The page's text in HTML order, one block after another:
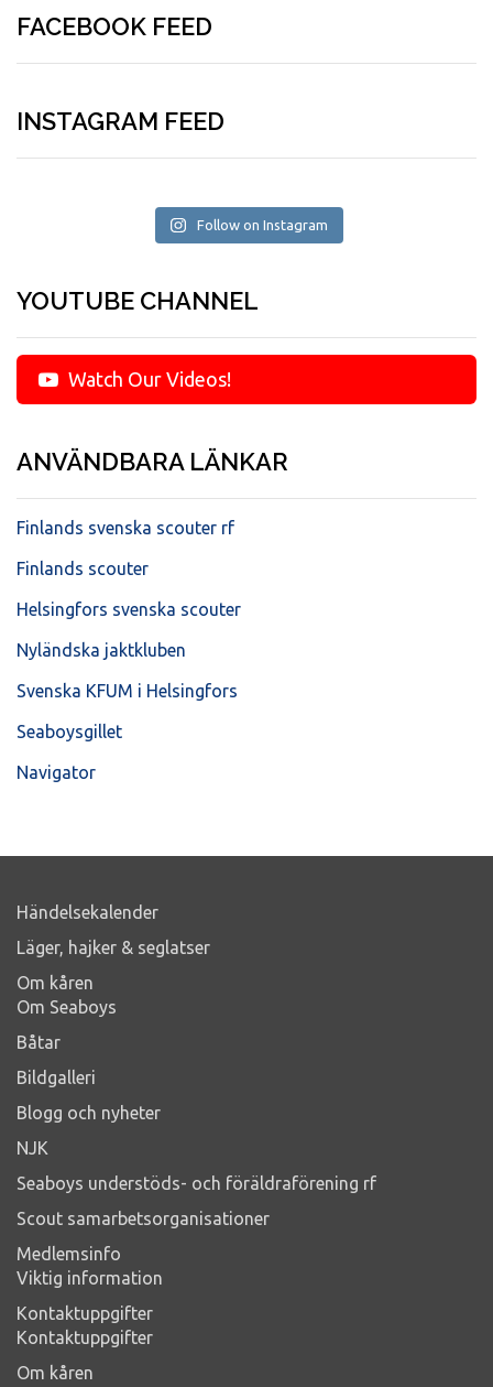
FACEBOOK FEED
INSTAGRAM FEED
Follow on Instagram
YOUTUBE CHANNEL
Watch Our Videos!
ANVÄNDBARA LÄNKAR
Finlands svenska scouter rf
Finlands scouter
Helsingfors svenska scouter
Nyländska jaktkluben
Svenska KFUM i Helsingfors
Seaboysgillet
Navigator
Händelsekalender
Läger, hajker & seglatser
Om kåren
Om Seaboys
Båtar
Bildgalleri
Blogg och nyheter
NJK
Seaboys understöds- och föräldraförening rf
Scout samarbetsorganisationer
Medlemsinfo
Viktig information
Kontaktuppgifter
Kontaktuppgifter
Om kåren